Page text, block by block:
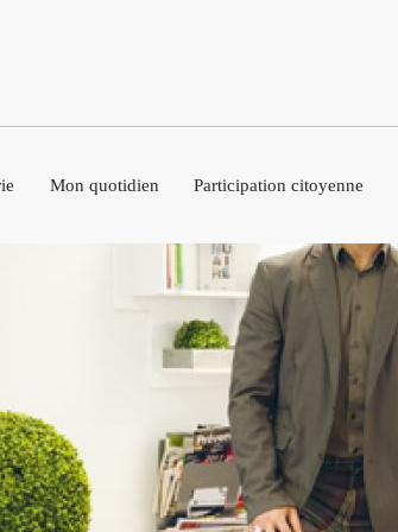
Mon quotidien Participation citoyenne